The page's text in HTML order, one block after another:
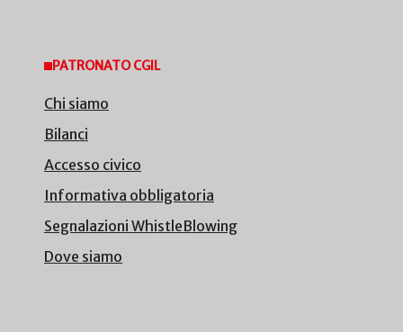
PATRONATO CGIL
Chi siamo
Bilanci
Accesso civico
Informativa obbligatoria
Segnalazioni WhistleBlowing
Dove siamo